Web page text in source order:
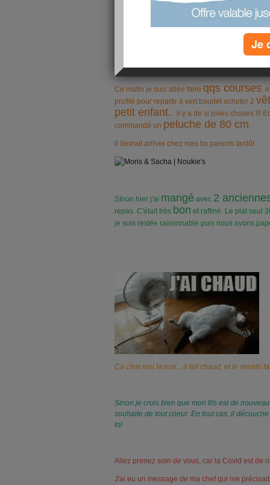
Kikou les amies comment allez vous
inflammatoire et bande. On verra demain.
Ce matin je suis allée faire qqs courses,
profité pour repartir à vert baudet acheter 2
petit enfant... il y a de si jolies choses !!!
commandé un peluche de 80 cm.
Il devrait arriver chez mes bx parents tantôt
SInon hier j'ai mangé avec 2
repas. C'était très bon et raffiné. Le plat seul
je suis restée raisonnable.puis nous avons
Ca c'est moi la nuit... il fait chaud, et le ventilo
Sinon je crois bien que mon fils est de
souhaite de tout coeur. En tout cas, il
lol
Allez prenez soin de vous, car la Covid est de
J'ai eu un message de ma chef qui me
Je